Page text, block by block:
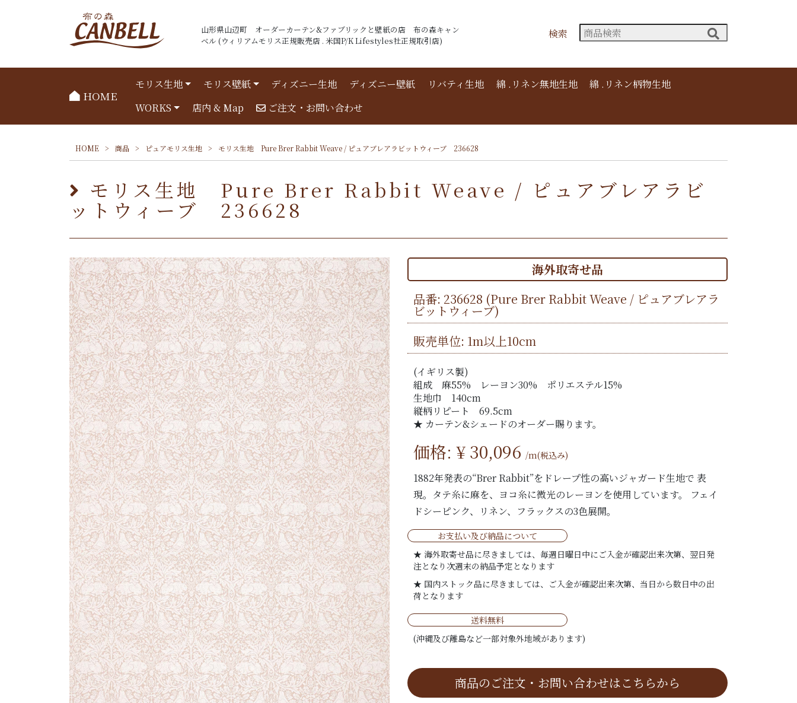
山形県山辺町 オーダーカーテン&ファブリックと壁紙の店 布の森キャン
ベル (ウィリアムモリス正規販売店 . 米国P/K Lifestyles社正規取引店)
検索
HOME
モリス生地 モリス壁紙 ディズニー生地 ディズニー壁紙 リバティ生地 綿 .リネン無地生地
綿 .リネン柄物生地
WORKS
店内 & Map ご注文・お問い合わせ
HOME > 商品 > ピュアモリス生地 > モリス生地 Pure Brer Rabbit Weave / ピュアブレアラビットウィーブ 236628
モリス生地 Pure Brer Rabbit Weave / ピュアブレアラビ
ットウィーブ 236628
海外取寄せ品
品番: 236628 (Pure Brer Rabbit Weave / ピュアブレアラ
ビットウィーブ)
販売単位: 1m以上10cm
(イギリス製)
組成 麻55% レーヨン30% ポリエステル15%
生地巾 140cm
縦柄リピート 69.5cm
★ カーテン&シェードのオーダー賜ります。
価格: ¥30,096 /m(税込み)
1882年発表の“Brer Rabbit”をドレープ性の高いジャガード生地で 表
現。タテ糸に麻を、ヨコ糸に微光のレーヨンを使用しています。 フェイ
ドシーピンク、リネン、フラックスの3色展開。
お支払い及び納品について
★ 海外取寄せ品に尽きましては、毎週日曜日中にご入金が確認出来次第、翌日発
注となり次週末の納品予定となります
★ 国内ストック品に尽きましては、ご入金が確認出来次第、当日から数日中の出
荷となります
送料無料
(沖縄及び離島など一部対象外地域があります)
商品のご注文・お問い合わせはこちらから